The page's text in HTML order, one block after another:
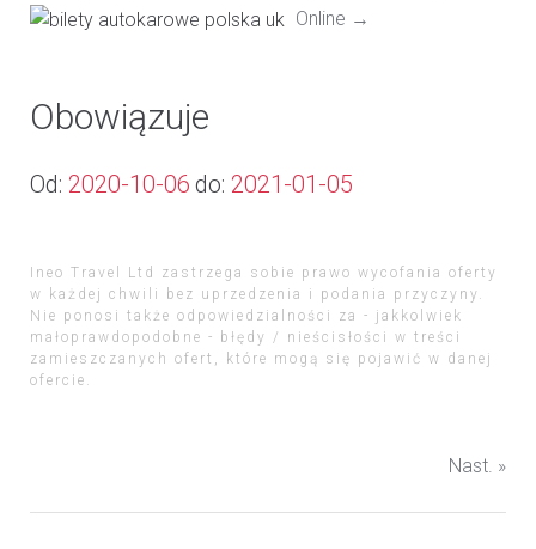
Online →
Obowiązuje
Od: 2020-10-06 do: 2021-01-05
Ineo Travel Ltd zastrzega sobie prawo wycofania oferty
w każdej chwili bez uprzedzenia i podania przyczyny.
Nie ponosi także odpowiedzialności za - jakkolwiek
małoprawdopodobne - błędy / nieścisłości w treści
zamieszczanych ofert, które mogą się pojawić w danej
ofercie.
Nast. »